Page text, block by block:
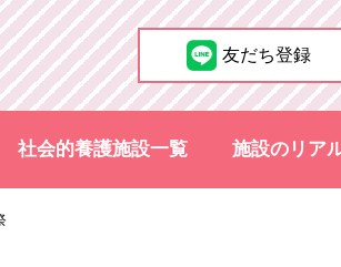
友だち登録
社会的養護施設一覧 施設のリア